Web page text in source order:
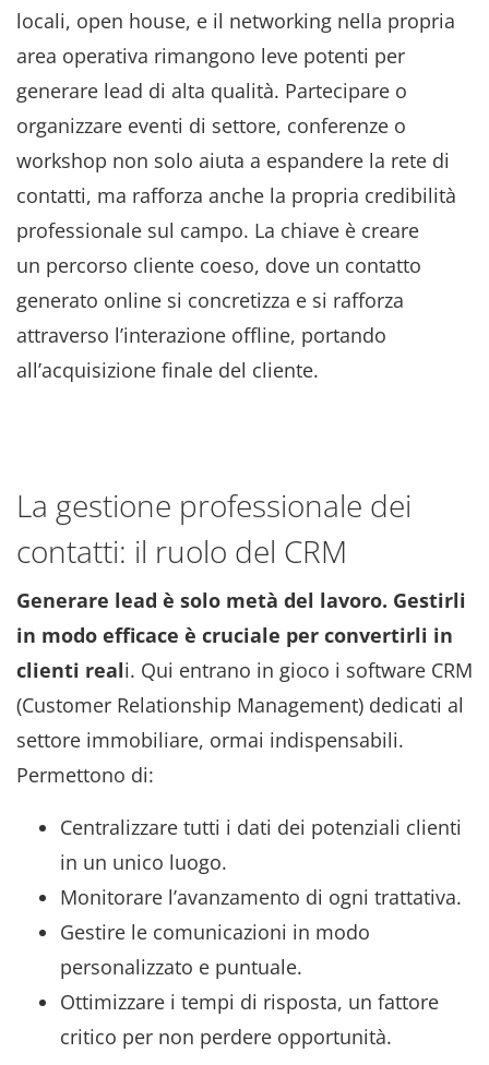
locali, open house, e il networking nella propria
area operativa rimangono leve potenti per
generare lead di alta qualità. Partecipare o
organizzare eventi di settore, conferenze o
workshop non solo aiuta a espandere la rete di
contatti, ma rafforza anche la propria credibilità
professionale sul campo. La chiave è creare
un percorso cliente coeso, dove un contatto
generato online si concretizza e si rafforza
attraverso l’interazione offline, portando
all’acquisizione finale del cliente.
La gestione professionale dei
contatti: il ruolo del CRM
Generare lead è solo metà del lavoro. Gestirli
in modo efficace è cruciale per convertirli in
clienti reali. Qui entrano in gioco i software CRM
(Customer Relationship Management) dedicati al
settore immobiliare, ormai indispensabili.
Permettono di:
Centralizzare tutti i dati dei potenziali clienti
in un unico luogo.
Monitorare l’avanzamento di ogni trattativa.
Gestire le comunicazioni in modo
personalizzato e puntuale.
Ottimizzare i tempi di risposta, un fattore
critico per non perdere opportunità.